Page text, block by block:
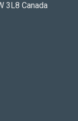
3L8 Canada